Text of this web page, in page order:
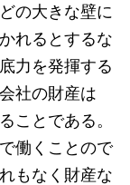
の大きな壁に
れるとするな
力を発揮する
社の財産は
ことである。
働くことので
もなく財産な